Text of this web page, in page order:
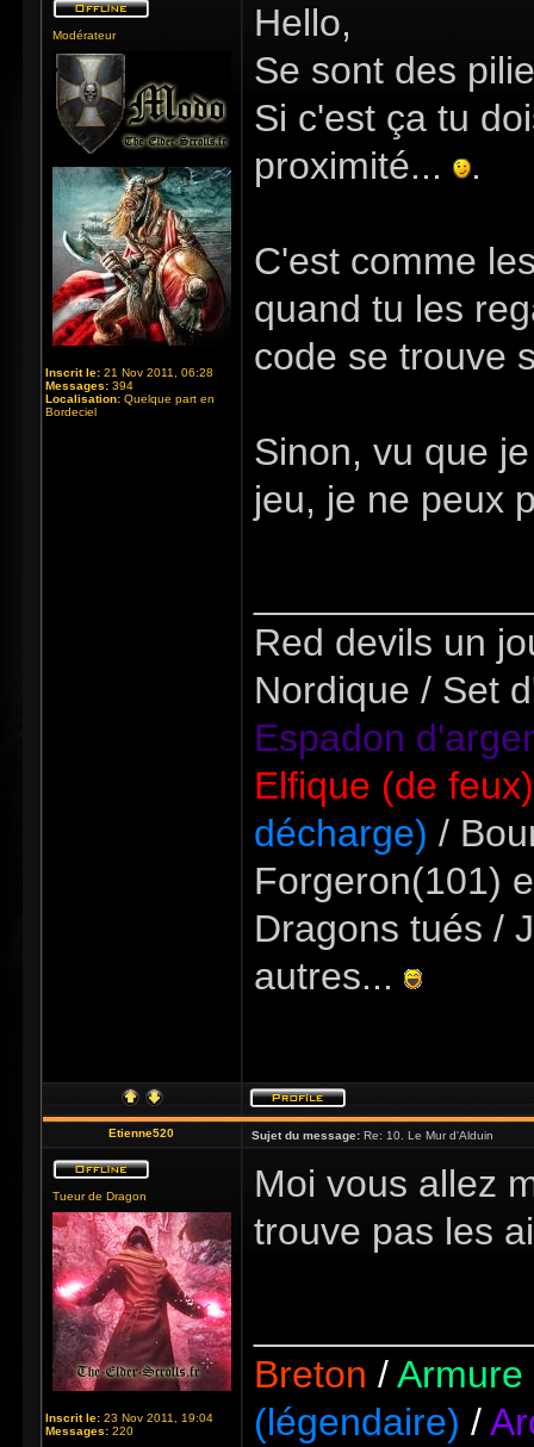
Modérateur
Inscrit le: 21 Nov 2011, 06:28
Messages: 394
Localisation: Quelque part en
Bordeciel
Hello,
Se sont des
Si c'est ça tu
proximité...
.
C'est comme
quand tu les
code se trouve
Sinon, vu que
jeu, je ne peux
Red devils un
Nordique / Set
Espadon
Elfique (de
décharge) /
Forgeron(101)
Dragons tués /
autres...
Etienne520 Sujet du message: Re: 10. Le Mur d'Alduin
Tueur de Dragon
Inscrit le: 23 Nov 2011, 19:04
Messages: 220
Moi vous allez
trouve pas les
Breton /Armure
(légendaire) /